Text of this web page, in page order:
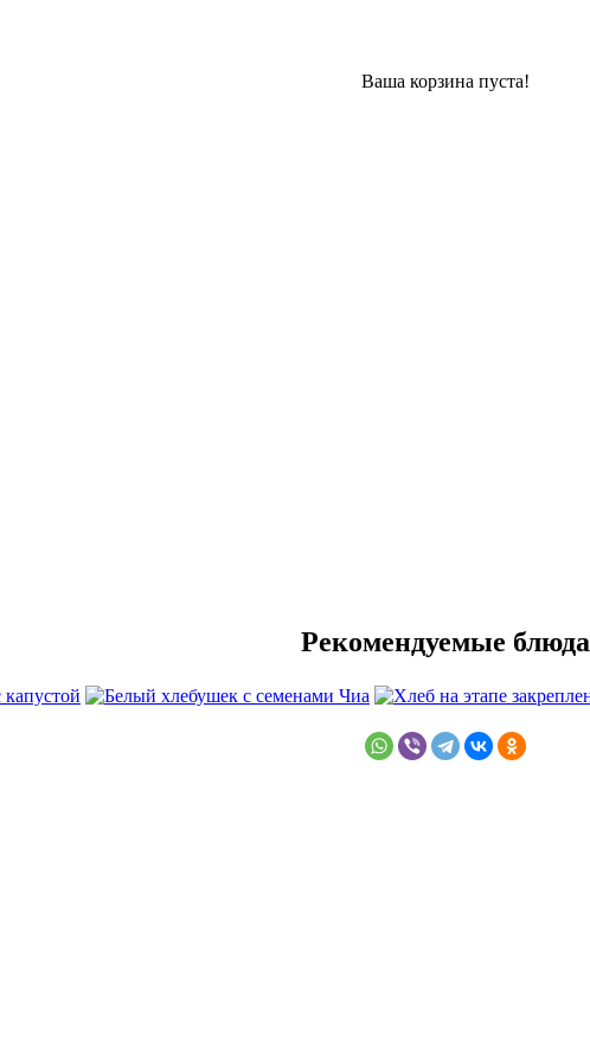
Ваша корзина пуста!
Рекомендуемые блюда